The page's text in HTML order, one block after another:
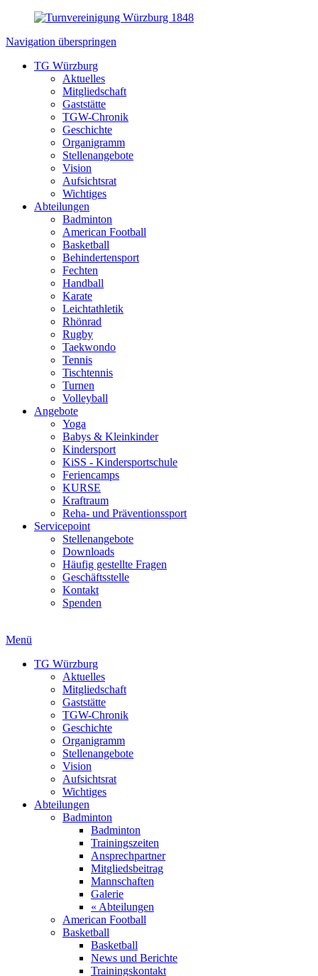
Navigation überspringen
TG Würzburg
Aktuelles
Mitgliedschaft
Gaststätte
TGW-Chronik
Geschichte
Organigramm
Stellenangebote
Vision
Aufsichtsrat
Wichtiges
Abteilungen
Badminton
American Football
Basketball
Behindertensport
Fechten
Handball
Karate
Leichtathletik
Rhönrad
Rugby
Taekwondo
Tennis
Tischtennis
Turnen
Volleyball
Angebote
Yoga
Babys & Kleinkinder
Kindersport
KiSS - Kindersportschule
Feriencamps
KURSE
Kraftraum
Reha- und Präventionssport
Servicepoint
Stellenangebote
Downloads
Häufig gestellte Fragen
Geschäftsstelle
Kontakt
Spenden
Menü
TG Würzburg
Aktuelles
Mitgliedschaft
Gaststätte
TGW-Chronik
Geschichte
Organigramm
Stellenangebote
Vision
Aufsichtsrat
Wichtiges
Abteilungen
Badminton
Badminton
Trainingszeiten
Ansprechpartner
Mitgliedsbeitrag
Mannschaften
Galerie
« Abteilungen
American Football
Basketball
Basketball
News und Berichte
Trainingskontakt